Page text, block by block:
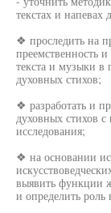
текстах и напевах
❖ проследить на
преемственность
текста и музыки в
духовных стихов;
❖ разработать и
духовных стихов
исследования;
❖ на основании
выявить функции
и определить роль